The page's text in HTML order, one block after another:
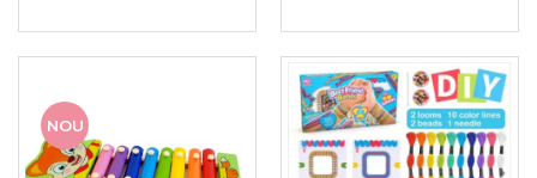
NOU